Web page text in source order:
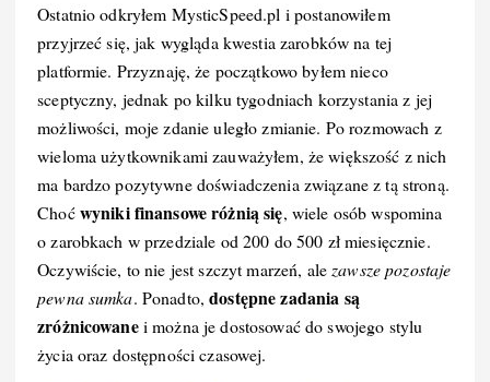
Ostatnio odkryłem MysticSpeed.pl i postanowiłem
przyjrzeć się, jak wygląda kwestia zarobków na tej
platformie. Przyznaję, że początkowo byłem nieco
sceptyczny, jednak po kilku tygodniach korzystania z jej
możliwości, moje zdanie uległo zmianie. Po rozmowach z
wieloma użytkownikami zauważyłem, że większość z nich
ma bardzo pozytywne doświadczenia związane z tą stroną.
Choćwyniki finansowe różnią się, wiele osób wspomina
o zarobkach w przedziale od 200 do 500 zł miesięcznie.
Oczywiście, to nie jest szczyt marzeń, ale zawsze pozostaje
pewna sumka. Ponadto,dostępne zadania są
zróżnicowanei można je dostosować do swojego stylu
życia oraz dostępności czasowej.